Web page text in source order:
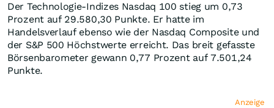
Der Technologie-Indizes Nasdaq 100 stieg um 0,73
Prozent auf 29.580,30 Punkte. Er hatte im
Handelsverlauf ebenso wie der Nasdaq Composite und
der S&P 500 Höchstwerte erreicht. Das breit gefasste
Börsenbarometer gewann 0,77 Prozent auf 7.501,24
Punkte.
Anzeige